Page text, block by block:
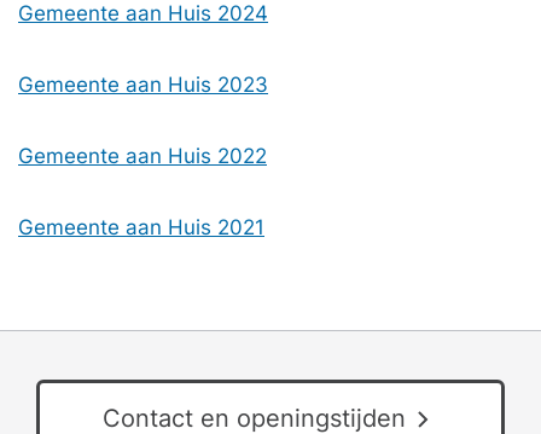
Gemeente aan Huis 2024
Gemeente aan Huis 2023
Gemeente aan Huis 2022
Gemeente aan Huis 2021
Contact en openingstijden